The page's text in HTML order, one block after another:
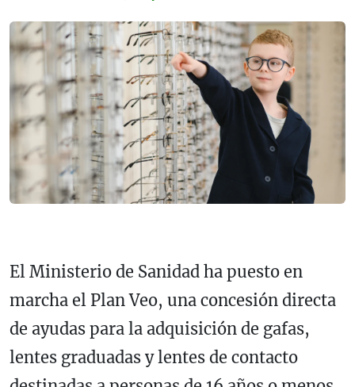
El Ministerio de Sanidad ha puesto en
marcha el Plan Veo, una concesión directa
de ayudas para la adquisición de gafas,
lentes graduadas y lentes de contacto